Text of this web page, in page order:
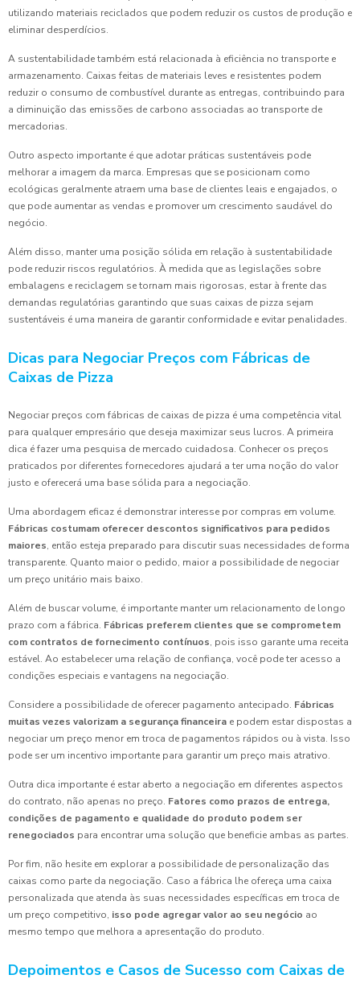
utilizando materiais reciclados que podem reduzir os custos de produção e
eliminar desperdícios.
A sustentabilidade também está relacionada à eficiência no transporte e
armazenamento. Caixas feitas de materiais leves e resistentes podem
reduzir o consumo de combustível durante as entregas, contribuindo para
a diminuição das emissões de carbono associadas ao transporte de
mercadorias.
Outro aspecto importante é que adotar práticas sustentáveis pode
melhorar a imagem da marca. Empresas que se posicionam como
ecológicas geralmente atraem uma base de clientes leais e engajados, o
que pode aumentar as vendas e promover um crescimento saudável do
negócio.
Além disso, manter uma posição sólida em relação à sustentabilidade
pode reduzir riscos regulatórios. À medida que as legislações sobre
embalagens e reciclagem se tornam mais rigorosas, estar à frente das
demandas regulatórias garantindo que suas caixas de pizza sejam
sustentáveis é uma maneira de garantir conformidade e evitar penalidades.
Dicas para Negociar Preços com Fábricas de
Caixas de Pizza
Negociar preços com fábricas de caixas de pizza é uma competência vital
para qualquer empresário que deseja maximizar seus lucros. A primeira
dica é fazer uma pesquisa de mercado cuidadosa. Conhecer os preços
praticados por diferentes fornecedores ajudará a ter uma noção do valor
justo e oferecerá uma base sólida para a negociação.
Uma abordagem eficaz é demonstrar interesse por compras em volume.
Fábricas costumam oferecer descontos significativos para pedidos
maiores, então esteja preparado para discutir suas necessidades de forma
transparente. Quanto maior o pedido, maior a possibilidade de negociar
um preço unitário mais baixo.
Além de buscar volume, é importante manter um relacionamento de longo
prazo com a fábrica. Fábricas preferem clientes que se comprometem
com contratos de fornecimento contínuos, pois isso garante uma receita
estável. Ao estabelecer uma relação de confiança, você pode ter acesso a
condições especiais e vantagens na negociação.
Considere a possibilidade de oferecer pagamento antecipado. Fábricas
muitas vezes valorizam a segurança financeira e podem estar dispostas a
negociar um preço menor em troca de pagamentos rápidos ou à vista. Isso
pode ser um incentivo importante para garantir um preço mais atrativo.
Outra dica importante é estar aberto a negociação em diferentes aspectos
do contrato, não apenas no preço. Fatores como prazos de entrega,
condições de pagamento e qualidade do produto podem ser
renegociados para encontrar uma solução que beneficie ambas as partes.
Por fim, não hesite em explorar a possibilidade de personalização das
caixas como parte da negociação. Caso a fábrica lhe ofereça uma caixa
personalizada que atenda às suas necessidades específicas em troca de
um preço competitivo, isso pode agregar valor ao seu negócio ao
mesmo tempo que melhora a apresentação do produto.
Depoimentos e Casos de Sucesso com Caixas de